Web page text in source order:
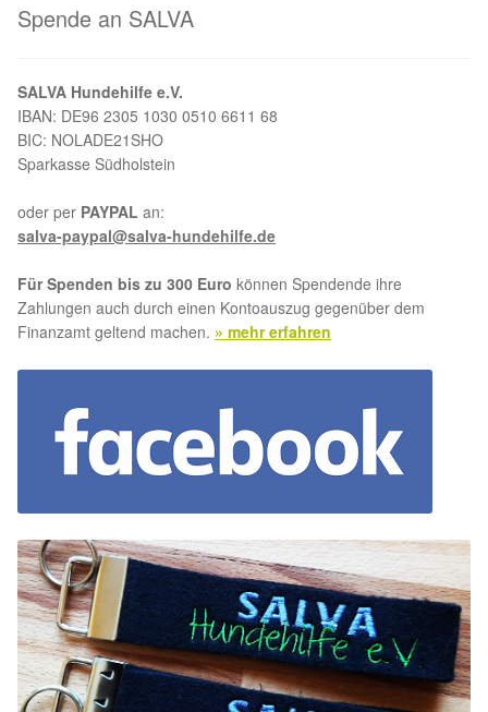
Spende an SALVA
SALVA Hundehilfe e.V.
IBAN: DE96 2305 1030 0510 6611 68
BIC: NOLADE21SHO
Sparkasse Südholstein
oder per PAYPAL an:
salva-paypal@salva-hundehilfe.de
Für Spenden bis zu 300 Euro können Spendende ihre
Zahlungen auch durch einen Kontoauszug gegenüber dem
Finanzamt geltend machen. » mehr erfahren